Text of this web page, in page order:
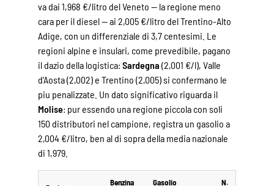
va dai 1,968 €/litro delVeneto — la regione meno
cara per il diesel — ai 2,005 €/litro del Trentino-Alto
Adige, con un differenziale di 3,7 centesimi. Le
regioni alpine e insulari, come prevedibile, pagano
il dazio della logistica: Sardegna (2,001 €/l), Valle
d'Aosta (2,002) e Trentino (2,005) si confermano le
piu penalizzate. Un dato significativo riguarda il
Molise: pur essendo una regione piccola con soli
150 distributori nel campione, registra un gasolio a
2,004 €/litro, ben al di sopra della media nazionale
di 1,979.
Benzina
Gasolio
N.